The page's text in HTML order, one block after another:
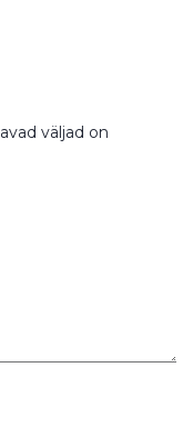
väljad on